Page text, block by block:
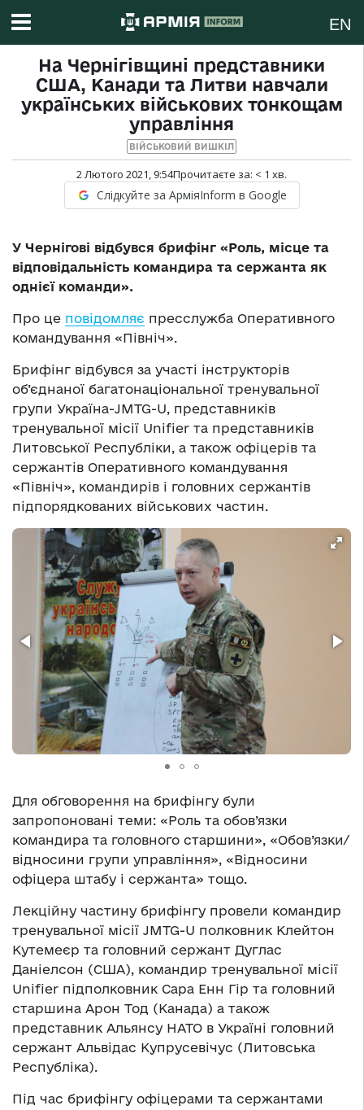
EN
На Чернігівщині представники
США, Канади та Литви навчали
українських військових тонкощам
управління
ВІЙСЬКОВИЙ ВИШКІЛ
2 Лютого 2021, 9:54Прочитаєте за: < 1 хв.
Слідкуйте за АрміяInform в Google
У Чернігові відбувся брифінг «Роль, місце та
відповідальність командира та сержанта як
однієї команди».
Про це повідомляє пресслужба Оперативного
командування «Північ».
Брифінг відбувся за участі інструкторів
об’єднаної багатонаціональної тренувальної
групи Україна-JMTG-U, представників
тренувальної місії Unifier та представників
Литовської Республіки, а також офіцерів та
сержантів Оперативного командування
«Північ», командирів і головних сержантів
підпорядкованих військових частин.
Для обговорення на брифінгу були
запропоновані теми: «Роль та обов’язки
командира та головного старшини», «Обов’язки/
відносини групи управління», «Відносини
офіцера штабу і сержанта» тощо.
Лекційну частину брифінгу провели командир
тренувальної місії JMTG-U полковник Клейтон
Кутемеєр та головний сержант Дуглас
Даніелсон (США), командир тренувальної місії
Unifier підполковник Сара Енн Гір та головний
старшина Арон Тод (Канада) а також
представник Альянсу НАТО в Україні головний
сержант Альвідас Купрусевічус (Литовська
Республіка).
Під час брифінгу офіцерами та сержантами